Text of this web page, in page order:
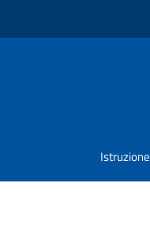
Istruzione